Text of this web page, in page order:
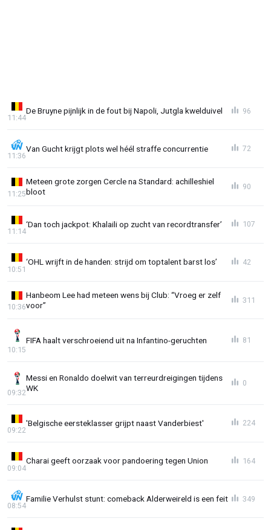
De Bruyne pijnlijk in de fout bij Napoli, Jutgla kwelduivel
11:44
96
Van Gucht krijgt plots wel héél straffe concurrentie
11:36
72
Meteen grote zorgen Cercle na Standard: achilleshiel
bloot
11:25
90
‘Dan toch jackpot: Khalaili op zucht van recordtransfer’
11:14
107
‘OHL wrijft in de handen: strijd om toptalent barst los’
10:51
42
Hanbeom Lee had meteen wens bij Club: “Vroeg er zelf
voor”
10:36
311
FIFA haalt verschroeiend uit na Infantino-geruchten
10:15
81
Messi en Ronaldo doelwit van terreurdreigingen tijdens
WK
09:32
0
'Belgische eersteklasser grijpt naast Vanderbiest'
09:22
224
Charai geeft oorzaak voor pandoering tegen Union
09:04
164
Familie Verhulst stunt: comeback Alderweireld is een feit
08:54
349